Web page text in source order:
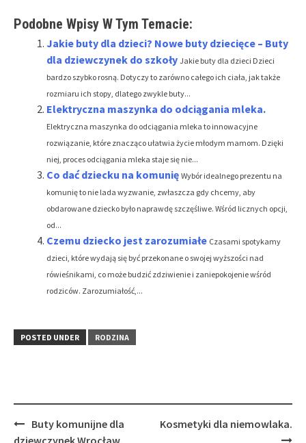
Podobne Wpisy W Tym Temacie:
Jakie buty dla dzieci? Nowe buty dziecięce – Buty
dla dziewczynek do szkoły Jakie buty dla dzieci Dzieci
bardzo szybko rosną. Dotyczy to zarówno całego ich ciała, jak także
rozmiaru ich stopy, dlatego zwykle buty...
Elektryczna maszynka do odciągania mleka.
Elektryczna maszynka do odciągania mleka to innowacyjne
rozwiązanie, które znacząco ułatwia życie młodym mamom. Dzięki
niej, proces odciągania mleka staje się nie...
Co dać dziecku na komunię Wybór idealnego prezentu na
komunię to nie lada wyzwanie, zwłaszcza gdy chcemy, aby
obdarowane dziecko było naprawdę szczęśliwe. Wśród licznych opcji,
od...
Czemu dziecko jest zarozumiałe Czasami spotykamy
dzieci, które wydają się być przekonane o swojej wyższości nad
rówieśnikami, co może budzić zdziwienie i zaniepokojenie wśród
rodziców. Zarozumiałość,...
POSTED UNDER RODZINA
PostButy komunijne dla
Kosmetyki dla niemowlaka.